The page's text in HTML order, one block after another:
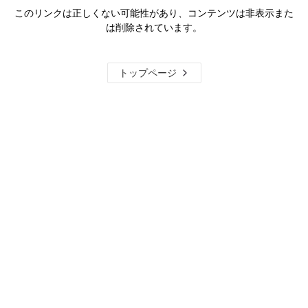
このリンクは正しくない可能性があり、コンテンツは非表示また
は削除されています。
トップページ